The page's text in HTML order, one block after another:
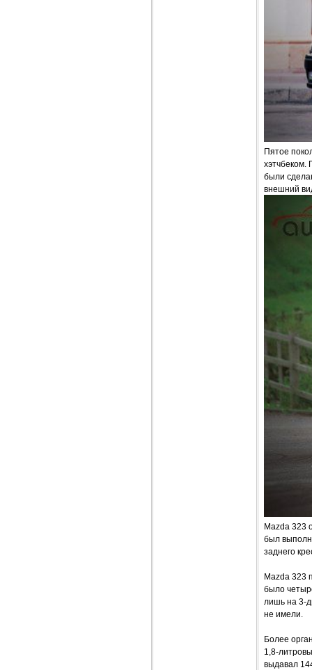
Пятое
хэтчбеком.
были
внешний
Mazda 323
был
заднего
Mazda 323
было
лишь на 3-
не имели.
Более
1,8-
выдавал